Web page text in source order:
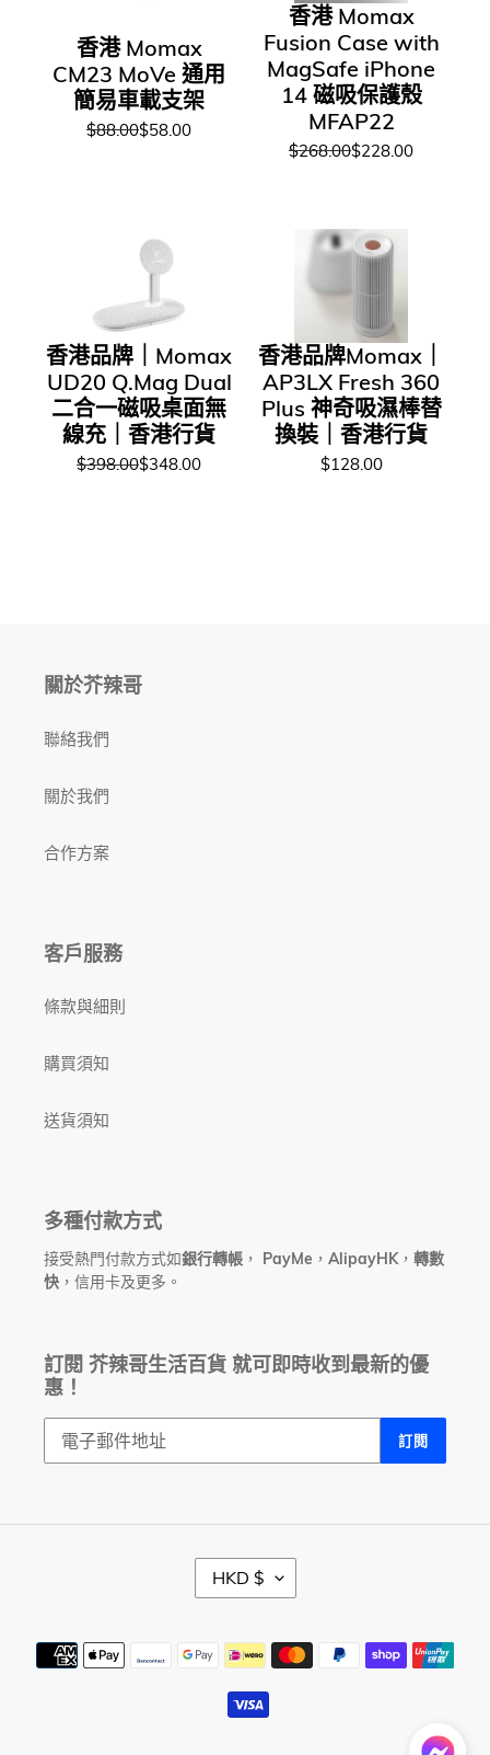
香港 Momax
CM23 MoVe 通用
簡易車載支架
$88.00$58.00
香港 Momax
Fusion Case with
MagSafe iPhone
14 磁吸保護殼
MFAP22
$268.00$228.00
香港品牌｜Momax
UD20 Q.Mag Dual
二合一磁吸桌面無
線充｜香港行貨
$398.00$348.00
香港品牌Momax｜
AP3LX Fresh 360
Plus 神奇吸濕棒替
換裝｜香港行貨
$128.00
關於芥辣哥
聯絡我們
關於我們
合作方案
客戶服務
條款與細則
購買須知
送貨須知
多種付款方式
接受熱門付款方式如銀行轉帳 ， PayMe ， AlipayHK ， 轉數
快 ，信用卡及更多。
訂閱 芥辣哥生活百貨 就可即時收到最新的優
惠！
訂閱
幣
別
HKD $
付
款
方
式